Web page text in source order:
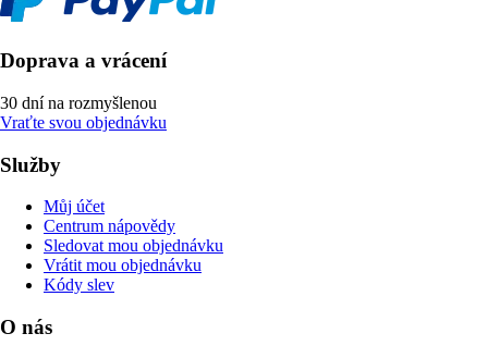
Doprava a vrácení
30 dní na rozmyšlenou
Vraťte svou objednávku
Služby
Můj účet
Centrum nápovědy
Sledovat mou objednávku
Vrátit mou objednávku
Kódy slev
O nás